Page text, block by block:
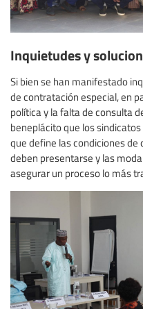
Inquietudes y
Si bien se han manifestado
de contratación especial, en
política y la falta de consulta
beneplácito que los
que define las condiciones
deben presentarse y las
asegurar un proceso lo más